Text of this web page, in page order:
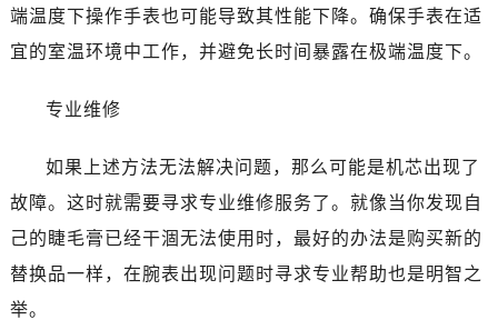
端温度下操作手表也可能导致其性能下降。确保手表在适
宜的室温环境中工作，并避免长时间暴露在极端温度下。
专业维修
如果上述方法无法解决问题，那么可能是机芯出现了
故障。这时就需要寻求专业维修服务了。就像当你发现自
己的睫毛膏已经干涸无法使用时，最好的办法是购买新的
替换品一样，在腕表出现问题时寻求专业帮助也是明智之
举。